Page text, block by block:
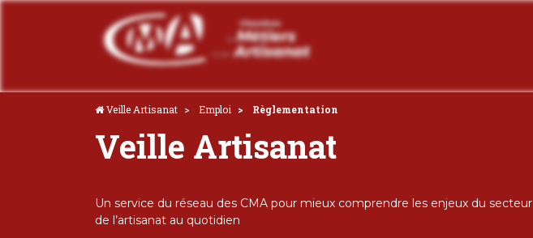
Veille Artisanat Emploi Règlementation
Veille Artisanat
Un service du réseau des CMA pour mieux comprendre les enjeux du secteur
de l’artisanat au quotidien